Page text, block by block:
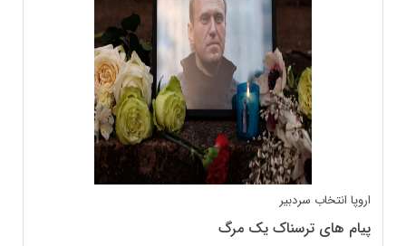
اروپا انتخاب سردبیر
پیام های ترسناک یک مرگ